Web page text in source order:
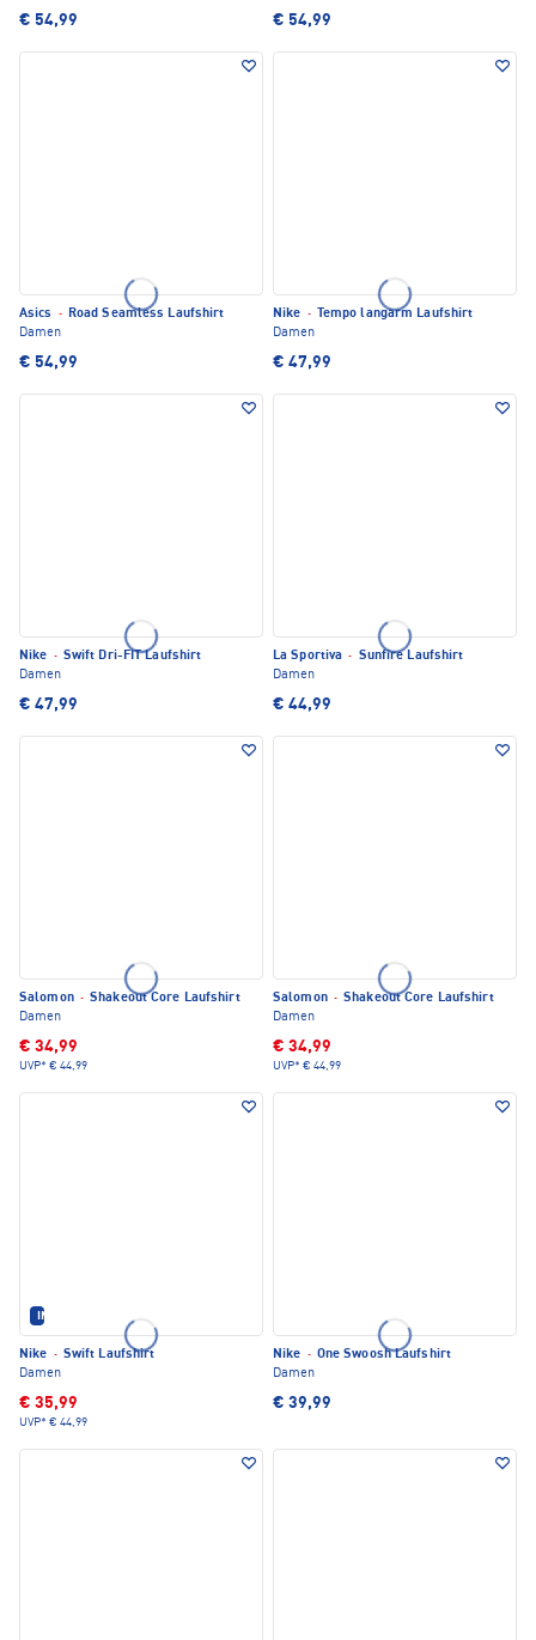
€ 54,99 € 54,99
Asics · Road Seamless Laufshirt
Damen
€ 54,99
Nike ·
Tempo langarm Laufshirt
Damen
€ 47,99
Nike · Swift Dri-FIT Laufshirt
Damen
€ 47,99
La Sportiva · Sunfire Laufshirt
Damen
€ 44,99
Salomon · Shakeout Core Laufshirt
Damen
€ 34,99
UVP* € 44,99
Salomon · Shakeout Core Laufshirt
Damen
€ 34,99
UVP* € 44,99
IM SET ERHÄLTLICH
Nike · Swift Laufshirt
Damen
€ 35,99
UVP* € 44,99
Nike · One Swoosh Laufshirt
Damen
€ 39,99